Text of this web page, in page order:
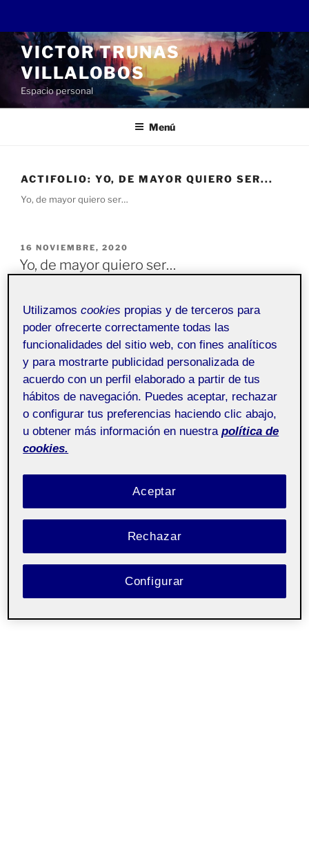
Saltar
contenido
VICTOR TRUNAS
VILLALOBOS
Espacio personal
Menú
ACTIFOLIO: YO, DE MAYOR QUIERO SER...
Yo, de mayor quiero ser…
PUBLICADO
EL
16 NOVIEMBRE, 2020
Yo, de mayor quiero ser…
Proyecto IV. Portfolio
aula 2
Pública
Para esta primera parte de la PEC 3 he seleccionado
para hacer el benchmarking tres diseñadores que van
en la línea que yo quiero hacer. A continuación os
comparto mi pdf que incluye un análisis del portafolio
de cada uno de ellos/as.
Utilizamoscookies propias y de terceros para
poder ofrecerte correctamente todas las
funcionalidades del sitio web, con fines analíticos
y para mostrarte publicidad personalizada de
acuerdo con un perfil elaborado a partir de tus
hábitos de navegación. Puedes aceptar, rechazar
o configurar tus preferencias haciendo clic abajo,
u obtener más información en nuestra política de
cookies.
Rechazar
Aceptar
Configurar